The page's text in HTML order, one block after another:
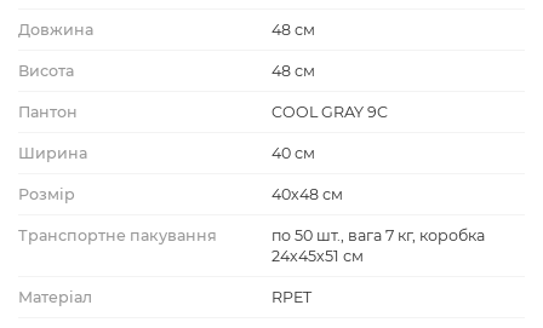
Довжина 48 см
Висота 48 см
Пантон COOL GRAY 9C
Ширина 40 см
Розмір 40х48 см
Транспортне пакування
по 50 шт., вага 7 кг, коробка
24х45х51 см
Матеріал RPET